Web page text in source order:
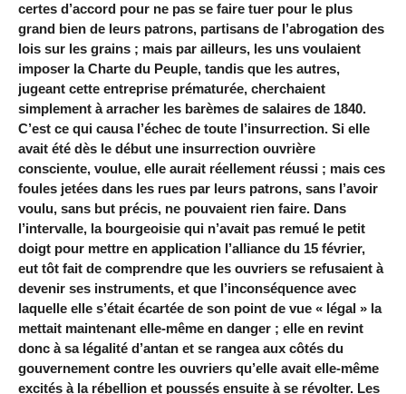
certes d’accord pour ne pas se faire tuer pour le plus
grand bien de leurs patrons, partisans de l’abrogation des
lois sur les grains ; mais par ailleurs, les uns voulaient
imposer la Charte du Peuple, tandis que les autres,
jugeant cette entreprise prématurée, cherchaient
simplement à arracher les barèmes de salaires de 1840.
C’est ce qui causa l’échec de toute l’insurrection. Si elle
avait été dès le début une insurrection ouvrière
consciente, voulue, elle aurait réellement réussi ; mais ces
foules jetées dans les rues par leurs patrons, sans l’avoir
voulu, sans but précis, ne pouvaient rien faire. Dans
l’intervalle, la bourgeoisie qui n’avait pas remué le petit
doigt pour mettre en application l’alliance du 15 février,
eut tôt fait de comprendre que les ouvriers se refusaient à
devenir ses instruments, et que l’inconséquence avec
laquelle elle s’était écartée de son point de vue « légal » la
mettait maintenant elle-même en danger ; elle en revint
donc à sa légalité d’antan et se rangea aux côtés du
gouvernement contre les ouvriers qu’elle avait elle-même
excités à la rébellion et poussés ensuite à se révolter. Les